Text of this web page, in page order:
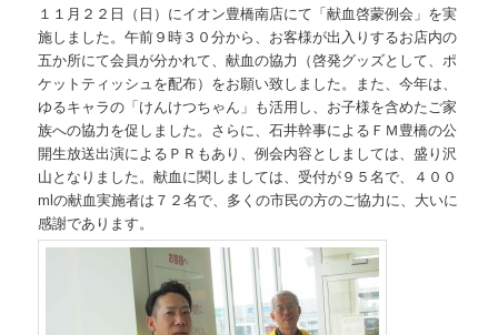
１１月２２日（日）にイオン豊橋南店にて「献血啓蒙例会」を実
施しました。午前９時３０分から、お客様が出入りするお店内の
五か所にて会員が分かれて、献血の協力（啓発グッズとして、ポ
ケットティッシュを配布）をお願い致しました。また、今年は、
ゆるキャラの「けんけつちゃん」も活用し、お子様を含めたご家
族への協力を促しました。さらに、石井幹事によるＦＭ豊橋の公
開生放送出演によるＰＲもあり、例会内容としましては、盛り沢
山となりました。献血に関しましては、受付が９５名で、４００
mlの献血実施者は７２名で、多くの市民の方のご協力に、大いに
感謝であります。